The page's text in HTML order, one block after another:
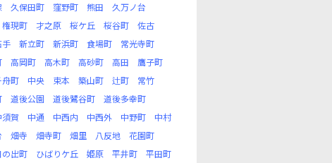
久保田町 窪野町 熊田
久万ノ台
権現町 才之原 桜ケ丘 桜谷町
佐古
手 新立町 新浜町 食場町
常光寺町
高岡町 高木町 高砂町 高田
鷹子町
舟町 中央 束本 築山町 辻町
常竹
道後公園 道後鷺谷町
道後多幸町
須賀 中通 中西内 中西外 中野町
中村
畑寺 畑寺町 畑里 八反地
花園町
の出町 ひばりケ丘 姫原 平井町
平田町